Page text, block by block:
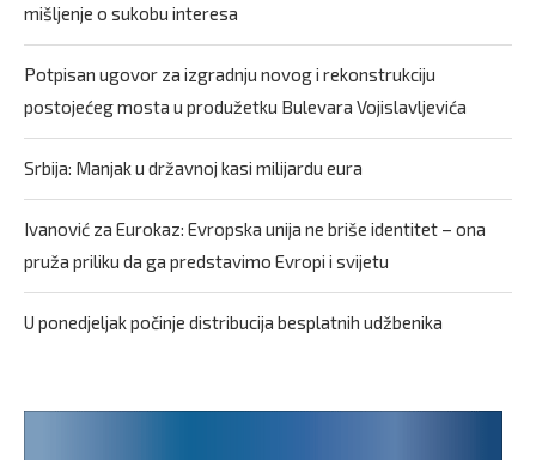
mišljenje o sukobu interesa
Potpisan ugovor za izgradnju novog i rekonstrukciju
postojećeg mosta u produžetku Bulevara Vojislavljevića
Srbija: Manjak u državnoj kasi milijardu eura
Ivanović za Eurokaz: Evropska unija ne briše identitet – ona
pruža priliku da ga predstavimo Evropi i svijetu
U ponedjeljak počinje distribucija besplatnih udžbenika